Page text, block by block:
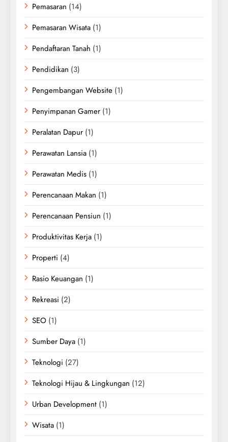
Pemasaran (14)
Pemasaran Wisata (1)
Pendaftaran Tanah (1)
Pendidikan (3)
Pengembangan Website (1)
Penyimpanan Gamer (1)
Peralatan Dapur (1)
Perawatan Lansia (1)
Perawatan Medis (1)
Perencanaan Makan (1)
Perencanaan Pensiun (1)
Produktivitas Kerja (1)
Properti (4)
Rasio Keuangan (1)
Rekreasi (2)
SEO (1)
Sumber Daya (1)
Teknologi (27)
Teknologi Hijau & Lingkungan (12)
Urban Development (1)
Wisata (1)